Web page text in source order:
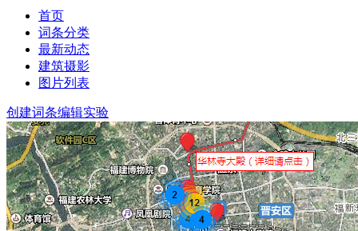
首页
词条分类
最新动态
建筑摄影
图片列表
创建词条编辑实验